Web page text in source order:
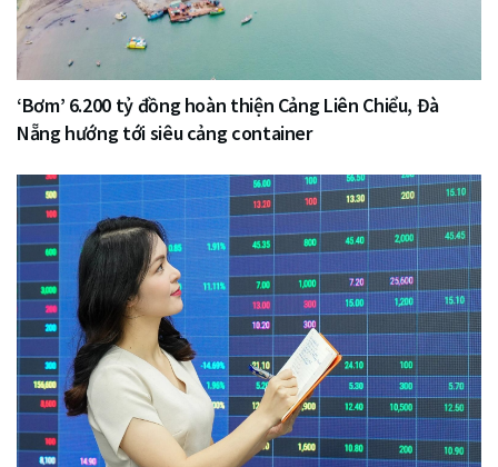
‘Bơm’ 6.200 tỷ đồng hoàn thiện Cảng Liên Chiểu, Đà
Nẵng hướng tới siêu cảng container